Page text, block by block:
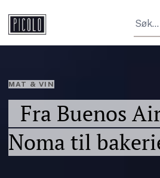
MAT & VIN
Fra Buenos
Noma til